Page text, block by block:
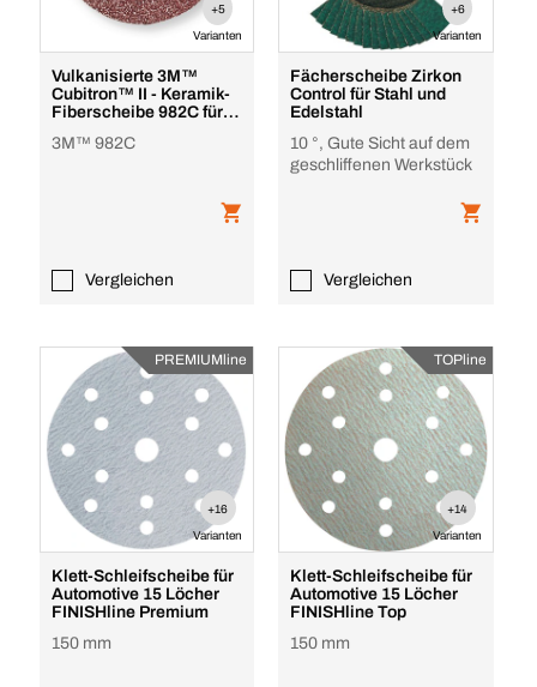
+5
Varianten
Vulkanisierte 3M™
Cubitron™ II - Keramik-
Fiberscheibe 982C für
3M™ 982C
Vergleichen
+6
Varianten
Fächerscheibe Zirkon
Control für Stahl und
Edelstahl
10 °, Gute Sicht auf dem
geschliffenen Werkstück
Vergleichen
PREMIUMline
+16
Varianten
Klett-Schleifscheibe für
Automotive 15 Löcher
FINISHline Premium
150 mm
TOPline
+14
Varianten
Klett-Schleifscheibe für
Automotive 15 Löcher
FINISHline Top
150 mm